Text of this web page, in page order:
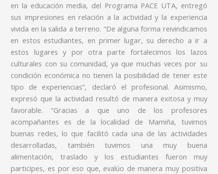
en la educación media, del Programa PACE UTA, entregó
sus impresiones en relación a la actividad y la experiencia
vivida en la salida a terreno. “De alguna forma reivindicamos
en estos estudiantes, en primer lugar, su derecho a ir a
estos lugares y por otra parte fortalecimos los lazos
culturales con su comunidad, ya que muchas veces por su
condición económica no tienen la posibilidad de tener este
tipo de experiencias”, declaró el profesional. Asimismo,
expresó que la actividad resultó de manera exitosa y muy
favorable. “Gracias a que uno de los profesores
acompañantes es de la localidad de Mamiña, tuvimos
buenas redes, lo que facilitó cada una de las actividades
desarrolladas, también tuvimos una muy buena
alimentación, traslado y los estudiantes fueron muy
participes, es por eso que, evalúo de manera muy positiva